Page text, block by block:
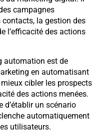
campagnes
contacts, la gestion des
l’efficacité des actions
automation est de
en automatisant
cibler les prospects
des actions menées.
d’établir un scénario
automatiquement
utilisateurs.